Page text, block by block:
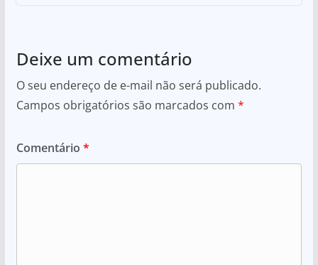
Deixe um comentário
O seu endereço de e-mail não será publicado.
Campos obrigatórios são marcados com *
Comentário *